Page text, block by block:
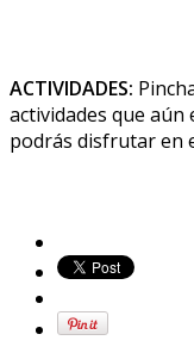
ACTIVIDADES:
actividades que aún
podrás disfrutar en